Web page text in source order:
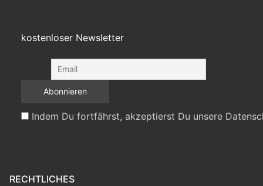
kostenloser Newsletter
Indem Du fortfährst, akzeptierst Du unsere
RECHTLICHES